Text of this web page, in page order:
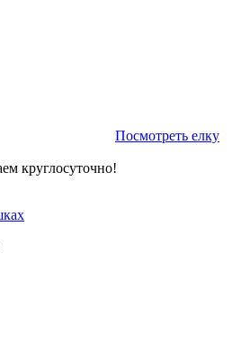
Посмотреть елку
круглосуточно!